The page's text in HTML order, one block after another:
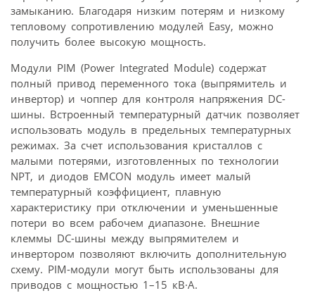
замыканию. Благодаря низким потерям и низкому
тепловому сопротивлению модулей Easy, можно
получить более высокую мощность.
Модули PIM (Power Integrated Module) содержат
полный привод переменного тока (выпрямитель и
инвертор) и чоппер для контроля напряжения DC-
шины. Встроенный температурный датчик позволяет
использовать модуль в предельных температурных
режимах. За счет использования кристаллов с
малыми потерями, изготовленных по технологии
NPT, и диодов EMCON модуль имеет малый
температурный коэффициент, плавную
характеристику при отключении и уменьшенные
потери во всем рабочем диапазоне. Внешние
клеммы DC-шины между выпрямителем и
инвертором позволяют включить дополнительную
схему. PIM-модули могут быть использованы для
приводов с мощностью 1–15 кВ·А.